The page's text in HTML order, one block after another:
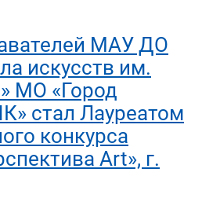
МАУ ДО
искусств им.
МО «Город
стал Лауреатом
конкурса
Art», г.